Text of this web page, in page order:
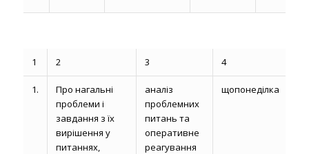
1 2 3 4
1.
Про нагальні
проблеми і
завдання з їх
вирішення у
питаннях,
аналіз
проблемних
питань та
оперативне
реагування
щопонеділка